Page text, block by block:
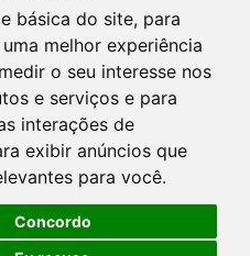
básica do site, para
melhor experiência
o seu interesse nos
e serviços e para
interações de
exibir anúncios que
para você.
Concordo
- Cofen/CORENs